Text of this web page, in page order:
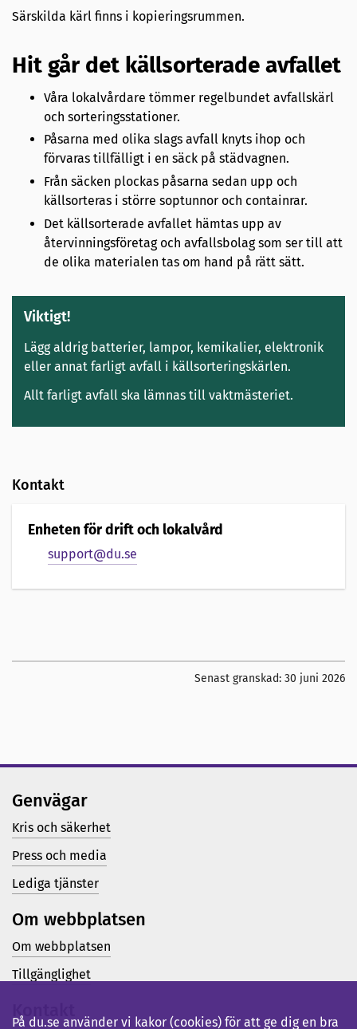
Särskilda kärl finns i kopieringsrummen.
Hit går det källsorterade avfallet
Våra lokalvårdare tömmer regelbundet avfallskärl
och sorteringsstationer.
Påsarna med olika slags avfall knyts ihop och
förvaras tillfälligt i en säck på städvagnen.
Från säcken plockas påsarna sedan upp och
källsorteras i större soptunnor och containrar.
Det källsorterade avfallet hämtas upp av
återvinningsföretag och avfallsbolag som ser till att
de olika materialen tas om hand på rätt sätt.
Viktigt!
Lägg aldrig batterier, lampor, kemikalier, elektronik
eller annat farligt avfall i källsorteringskärlen.
Allt farligt avfall ska lämnas till vaktmästeriet.
Kontakt
Enheten för drift och lokalvård
support@du.se
Senast granskad: 30 juni 2026
Genvägar
Kris och säkerhet
Press och media
Lediga tjänster
Om webbplatsen
Om webbplatsen
Tillgänglighet
Kontakt
På du.se använder vi kakor (cookies) för att ge dig en bra